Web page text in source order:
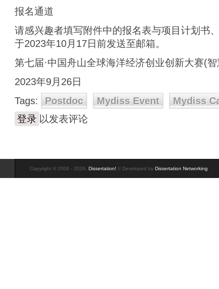
报名通道
请感兴趣者填写附件中的报名表与项目计划书
于2023年10月17日前发送至邮箱。
第七届·中国舟山全球海洋经济创业创新大赛(
2023年9月26日
Tags:
Postdoc Mydiss Event
Mydiss
登录 以发表评论
Copyright © 2006 - 2026, Dissertation! // Developed by Dissertation Networking